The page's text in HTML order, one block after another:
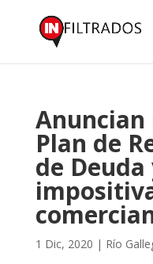
Plan de
de
1 Dic, 2020 | Río